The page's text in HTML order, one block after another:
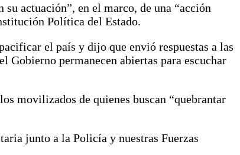
su actuación”, en el marco, de una “acción
Política del Estado.
el país y dijo que envió respuestas a las
Gobierno permanecen abiertas para escuchar
movilizados de quienes buscan “quebrantar
junto a la Policía y nuestras Fuerzas